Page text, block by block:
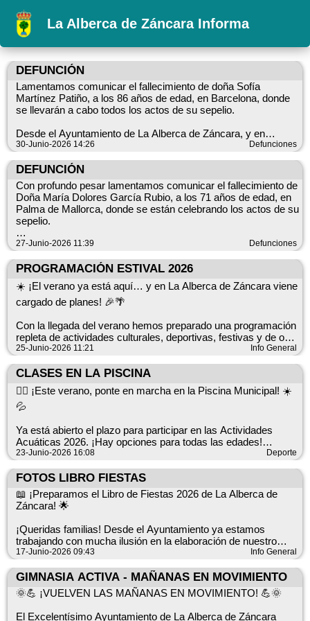
La Alberca de Záncara Informa
DEFUNCIÓN
Lamentamos comunicar el fallecimiento de doña Sofía
Martínez Patiño, a los 86 años de edad, en Barcelona, donde
se llevarán a cabo todos los actos de su sepelio.
Desde el Ayuntamiento de La Alberca de Záncara, y en
nombre de todo el pueblo, queremos trasladar nuestro más
queridos en estos difíciles momentos.
Descanse en paz.
30-Junio-2026 14:26 Defunciones
DEFUNCIÓN
Con profundo pesar lamentamos comunicar el fallecimiento de
Doña María Dolores García Rubio, a los 71 años de edad, en
Palma de Mallorca, donde se están celebrando los actos de su
sepelio.
Desde el Ayuntamiento, y en nombre de todo el pueblo,
nuestro cariño a sus familiares y seres queridos en estos
momentos de profundo dolor.
Descanse en paz.
27-Junio-2026 11:39 Defunciones
PROGRAMACIÓN ESTIVAL 2026
☀️ ¡El verano ya está aquí… y en La Alberca de Záncara viene
cargado de planes! 🎉🌴
Con la llegada del verano hemos preparado una programación
repleta de actividades culturales, deportivas, festivas y de ocio
pensadas para que vecinos y visitantes, pequeños y mayores,
🎭🏃‍♀️🎶🎬⚽ Habrá propuestas para todas las edades y para
todos los gustos, con un único objetivo: compartir, disfrutar y
llenar de vida nuestro pueblo durante todo el verano.
📅 Os animamos a participar, a vivir cada actividad con ilusión
y a hacer de este verano un recuerdo inolvidable.
¡Nos vemos este verano en La Alberca de Záncara! 💙
25-Junio-2026 11:21 Info General
CLASES EN LA PISCINA
🏊‍♀️ ¡Este verano, ponte en marcha en la Piscina Municipal! ☀️
💦
Ya está abierto el plazo para participar en las Actividades
Acuáticas 2026. ¡Hay opciones para todas las edades!
📅 Lunes, miércoles y viernes
🕐 De 13:00 a 14:00 h
📅 Martes y jueves
🕐 De 13:00 a 14:00 h
💪 Aquagym
📅 Lunes y miércoles
🕢 De 19:30 a 20:30 h
23-Junio-2026 16:08 Deporte
FOTOS LIBRO FIESTAS
📖 ¡Preparamos el Libro de Fiestas 2026 de La Alberca de
Záncara! 🌟
¡Queridas familias! Desde el Ayuntamiento ya estamos
trabajando con mucha ilusión en la elaboración de nuestro
Libro de Fiestas 2026. Queremos que sus páginas reflejen la
plazos para dos de las secciones más especiales y
entrañables:
🕊️ 1. Sección de Primera Comunión 2026
17-Junio-2026 09:43 Info General
GIMNASIA ACTIVA - MAÑANAS EN MOVIMIENTO
🌞💪 ¡VUELVEN LAS MAÑANAS EN MOVIMIENTO! 💪🌞
El Excelentísimo Ayuntamiento de La Alberca de Záncara